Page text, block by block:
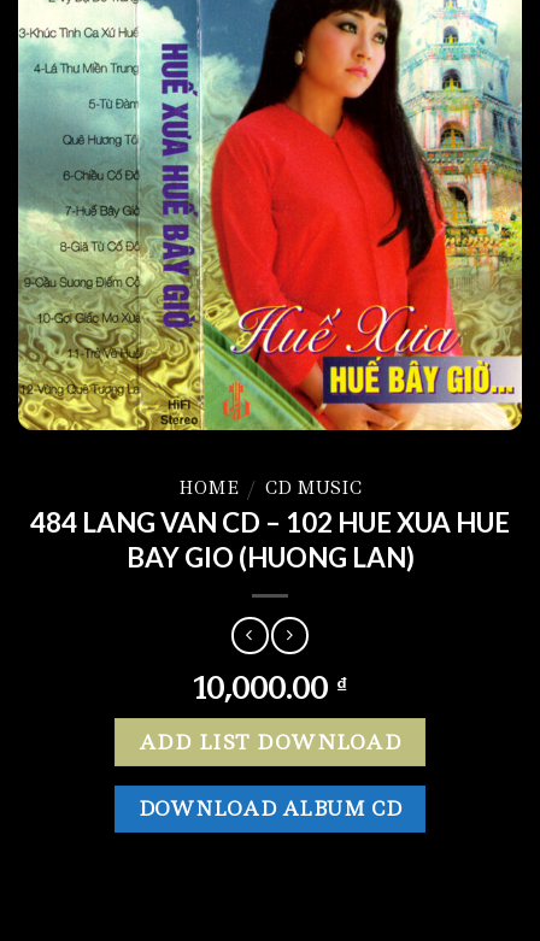
HOME / CD MUSIC
484 LANG VAN CD – 102 HUE XUA HUE
BAY GIO (HUONG LAN)
10,000.00 ₫
ADD LIST DOWNLOAD
DOWNLOAD ALBUM CD